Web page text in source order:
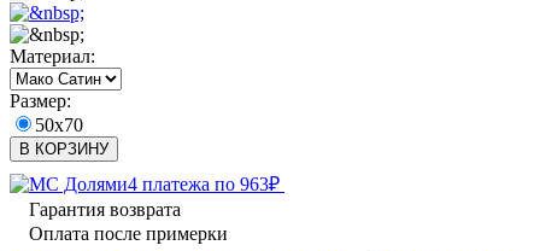
Материал:
Размер:
50x70
В КОРЗИНУ
4 платежа по 963₽
Гарантия возврата
Оплата после примерки